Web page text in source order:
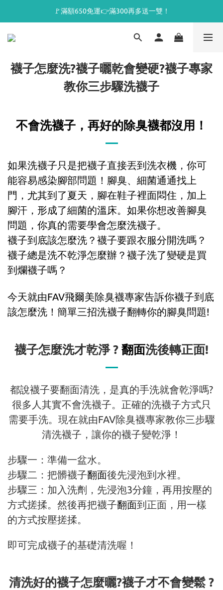
🚩滿額650免運👉滿300再多送一雙！
襪子怎麼洗?襪子曬乾會變硬?襪子專家
教你三步驟洗襪子
不會洗襪子，再好的除臭襪都沒用！
如果洗襪子只是把襪子直接丟到洗衣機，你可
能容易感染腳部問題！腳臭、細菌通通找上
門，尤其到了夏天，腳在鞋子裡面悶住，加上
腳汗，形成了細菌的溫床。如果你想改善腳臭
問題，你真的需要學會怎麼洗襪子。
襪子到底該怎麼洗？襪子要跟衣服分開洗嗎？
襪子總是洗不乾淨怎麼辦？襪子洗了變硬是買
到爛襪子嗎？
今天就由FAV飛爾美除臭襪專家告訴你襪子到底
該怎麼洗！簡單三招洗襪子翻轉你的腳臭問題!
襪子怎麼洗才乾淨 ? 翻面洗後轉正面!
都說襪子要翻面清洗，是真的手洗就會乾淨嗎?
很多人其實不會洗襪子。正確的洗襪子方式只
需要手洗。現在就由FAV除臭襪專家教你三步驟
清洗襪子，讓你的襪子變乾淨！
步驟一：準備一盆水。
步驟二：把髒襪子翻面後先浸泡到水裡。
步驟三：加入洗劑，先浸泡3分鐘，再用按壓的
方式搓揉。然後再把襪子翻面到正面，用一樣
的方式按壓搓揉。
即可完成襪子的基礎清洗喔！
清洗好的襪子怎麼曬?襪子才不會變鬆 ?